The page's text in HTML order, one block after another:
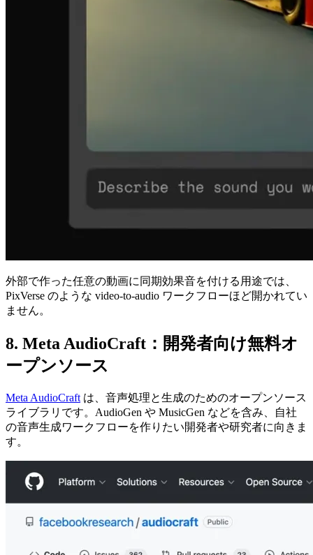
外部で作った任意の動画に同期効果音を付ける用途では、
PixVerse のような video-to-audio ワークフローほど開かれてい
ません。
8. Meta AudioCraft：開発者向け無料オ
ープンソース
Meta AudioCraft は、音声処理と生成のためのオープンソース
ライブラリです。AudioGen や MusicGen などを含み、自社
の音声生成ワークフローを作りたい開発者や研究者に向きま
す。